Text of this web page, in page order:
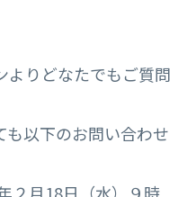
よりどなたでもご質問
以下のお問い合わせ